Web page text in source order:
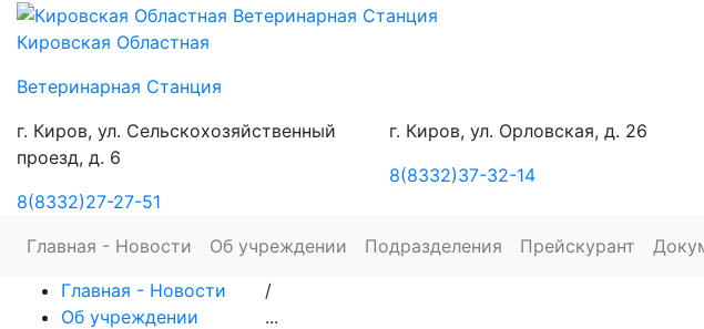
Кировская Областная
Ветеринарная Станция
г. Киров, ул. Сельскохозяйственный
проезд, д. 6
8(8332)27-27-51
г. Киров, ул. Орловская, д. 26
8(8332)37-32-14
Главная - Новости
Об учреждении Подразделения Прейскурант
Главная - Новости
Об учреждении
/
...